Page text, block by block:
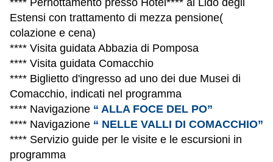
**** Pernottamento presso Hotel**** al Lido degli
Estensi con trattamento di mezza pensione(
colazione e cena)
**** Visita guidata Abbazia di Pomposa
**** Visita guidata Comacchio
**** Biglietto d'ingresso ad uno dei due Musei di
Comacchio, indicati nel programma
**** Navigazione “ ALLA FOCE DEL PO”
**** Navigazione “ NELLE VALLI DI COMACCHIO”
**** Servizio guide per le visite e le escursioni in
programma